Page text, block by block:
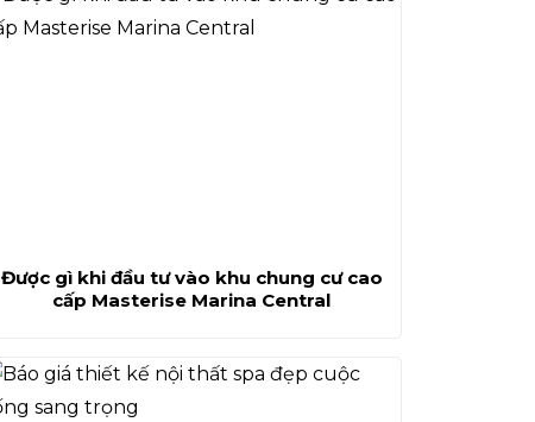
Được gì khi đầu tư vào khu chung cư cao
cấp Masterise Marina Central